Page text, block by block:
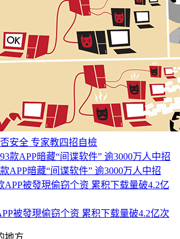
安全 专家教四招自檢
APP暗藏“间谍软件” 逾3000万人中招
被發現偷窃个资 累积下载量破4.2亿次
地方